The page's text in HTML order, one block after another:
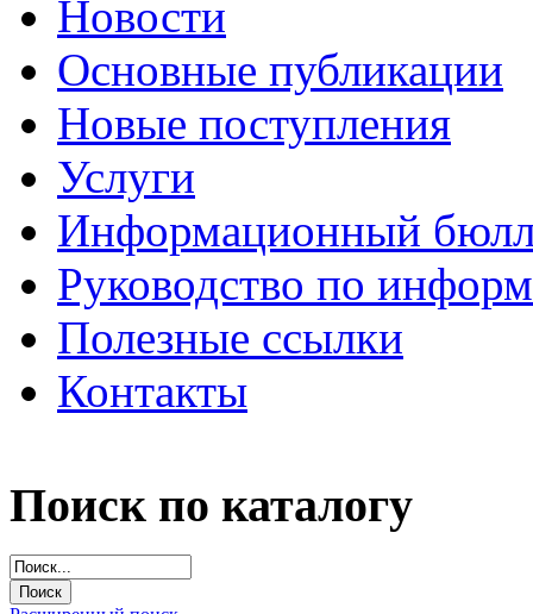
Новости
Основные публикации
Новые поступления
Услуги
Информационный
Руководство по
Полезные ссылки
Контакты
Поиск по каталогу